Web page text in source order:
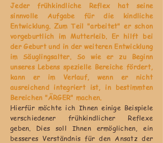
Jeder frühkindliche Reflex hat seine
sinnvolle Aufgabe für die kindliche
Entwicklung. Zum Teil "arbeitet" er schon
vorgeburtlich im Mutterleib. Er hilft bei
der Geburt und in der weiteren Entwicklung
im Säuglingsalter. So wie er zu Beginn
unseres Lebens spezielle Bereiche fördert,
kann er im Verlauf, wenn er nicht
ausreichend integriert ist, in bestimmten
Bereichen "ÄRGER" machen.
Hierfür möchte ich Ihnen einige Beispiele
verschiedener frühkindlicher Reflexe
geben. Dies soll Ihnen ermöglichen, ein
besseres Verständnis für den Ansatz der